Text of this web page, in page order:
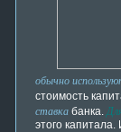
обычно
стоимость
ставка банка.
этого